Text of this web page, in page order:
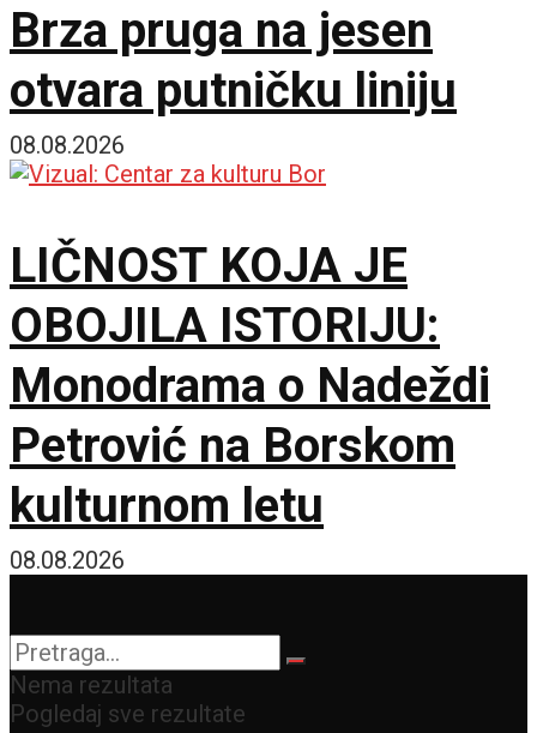
Brza pruga na jesen
otvara putničku liniju
08.08.2026
LIČNOST KOJA JE
OBOJILA ISTORIJU:
Monodrama o Nadeždi
Petrović na Borskom
kulturnom letu
08.08.2026
Nema rezultata
Pogledaj sve rezultate